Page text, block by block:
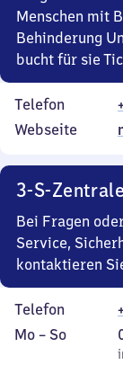
Menschen mit
Behinderung
bucht für sie
Telefon
Webseite
3-S-Zentrale
Bei Fragen
Service,
kontaktieren
Telefon
Montag
Mo – So,
inkl.